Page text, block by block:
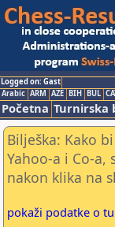
Logged on: Gast
Arabic ARM AZE BIH BUL
Početna Turnirska
Bilješka: Kako
Yahoo-a i Co-
nakon klika na
pokaži podatke o